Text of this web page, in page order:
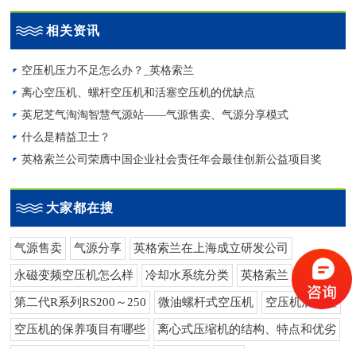
相关资讯
空压机压力不足怎么办？_英格索兰
离心空压机、螺杆空压机和活塞空压机的优缺点
英尼芝气淘淘智慧气源站——气源售卖、气源分享模式
什么是精益卫士？
英格索兰公司荣膺中国企业社会责任年会最佳创新公益项目奖
大家都在搜
气源售卖 气源分享 英格索兰在上海成立研发公司
永磁变频空压机怎么样 冷却水系统分类 英格索兰
第二代R系列RS200～250 微油螺杆式空压机 空压机后处理
空压机的保养项目有哪些 离心式压缩机的结构、特点和优劣